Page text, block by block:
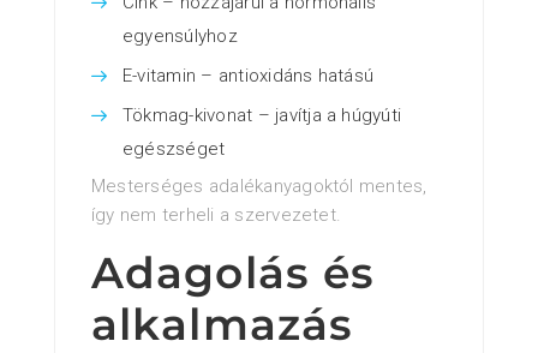
egyensúlyhoz
E-vitamin – antioxidáns hatású
Tökmag-kivonat – javítja a húgyúti
egészséget
Mesterséges adalékanyagoktól mentes,
így nem terheli a szervezetet.
Adagolás és
alkalmazás